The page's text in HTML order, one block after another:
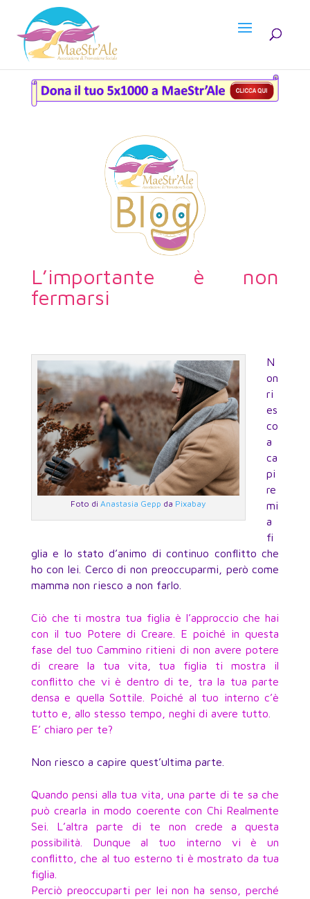
L’importante è non
fermarsi
Foto diAnastasia Gepp da Pixabay
N
on
ri
es
co
a
ca
pi
re
mi
a
fi
glia e lo stato d’animo di continuo conflitto che
ho con lei. Cerco di non preoccuparmi, però come
mamma non riesco a non farlo.
Ciò che ti mostra tua figlia è l’approccio che hai
con il tuo Potere di Creare. E poiché in questa
fase del tuo Cammino ritieni di non avere potere
di creare la tua vita, tua figlia ti mostra il
conflitto che vi è dentro di te, tra la tua parte
densa e quella Sottile. Poiché al tuo interno c’è
tutto e, allo stesso tempo, neghi di avere tutto.
E’ chiaro per te?
Non riesco a capire quest’ultima parte.
Quando pensi alla tua vita, una parte di te sa che
può crearla in modo coerente con Chi Realmente
Sei. L’altra parte di te non crede a questa
possibilità. Dunque al tuo interno vi è un
conflitto, che al tuo esterno ti è mostrato da tua
figlia.
Perciò preoccuparti per lei non ha senso, perché